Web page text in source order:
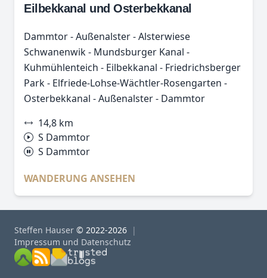
Eilbekkanal und Osterbekkanal
Dammtor - Außenalster - Alsterwiese
Schwanenwik - Mundsburger Kanal -
Kuhmühlenteich - Eilbekkanal - Friedrichsberger
Park - Elfriede-Lohse-Wächtler-Rosengarten -
Osterbekkanal - Außenalster - Dammtor
14,8 km
S Dammtor
S Dammtor
WANDERUNG ANSEHEN
Steffen Hauser © 2022-2026
Impressum und Datenschutz